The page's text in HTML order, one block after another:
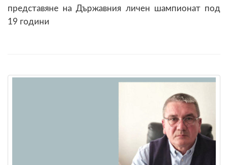
представяне на Държавния личен шампионат под
19 години